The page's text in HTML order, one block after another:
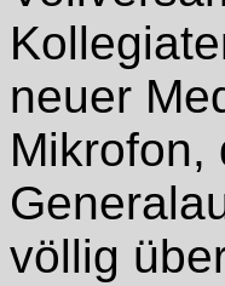
neuer
Mikrofon,
völlig